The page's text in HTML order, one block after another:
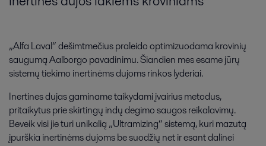
„Alfa Laval“ dešimtmečius praleido optimizuodama krovinių
saugumą Aalborgo pavadinimu. Šiandien mes esame jūrų
sistemų tiekimo inertinėms dujoms rinkos lyderiai.
Inertines dujas gaminame taikydami įvairius metodus,
pritaikytus prie skirtingų indų degimo saugos reikalavimų.
Beveik visi jie turi unikalią „Ultramizing“ sistemą, kuri mazutą
įpurškia inertinėms dujoms be suodžių net ir esant dalinei